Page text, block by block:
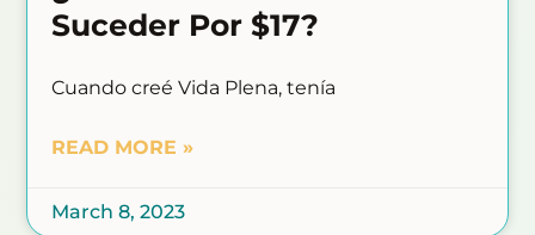
Suceder Por $17?
Cuando creé Vida Plena, tenía
READ MORE »
March 8, 2023